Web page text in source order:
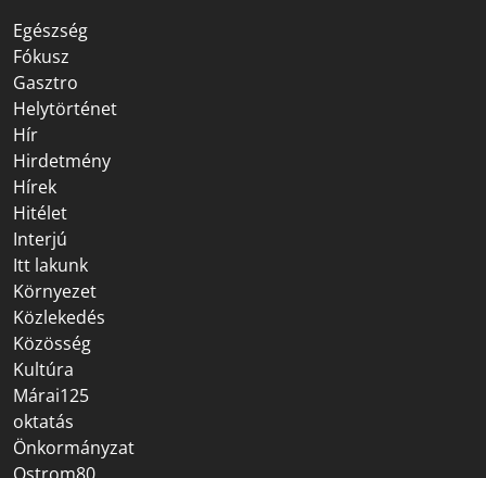
Egészség
Fókusz
Gasztro
Helytörténet
Hír
Hirdetmény
Hírek
Hitélet
Interjú
Itt lakunk
Környezet
Közlekedés
Közösség
Kultúra
Márai125
oktatás
Önkormányzat